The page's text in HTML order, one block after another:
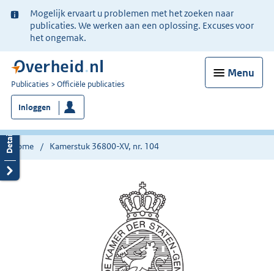
Ter
informatie:
Mogelijk ervaart u problemen met het zoeken naar
publicaties. We werken aan een oplossing. Excuses voor
het ongemak.
Menu
U
bent
nu
hier:
Publicaties Officiële publicaties
Inloggen
Home Kamerstuk 36800-XV, nr. 104